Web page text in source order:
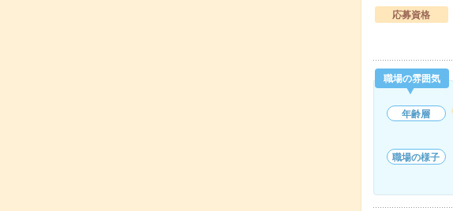
応募資格
職場の雰囲気
年齢層
職場の様子